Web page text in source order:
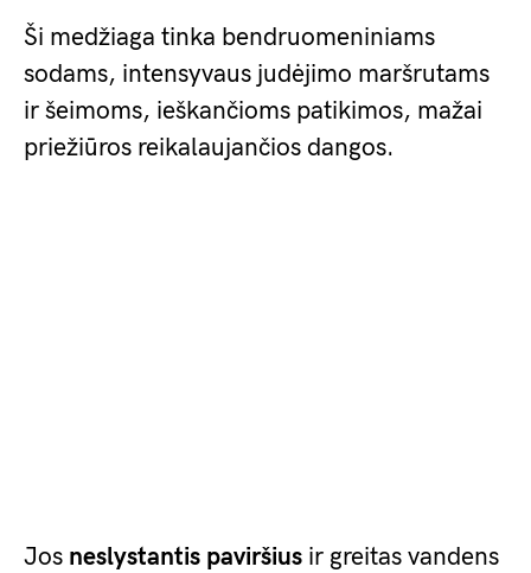
Ši medžiaga tinka bendruomeniniams
sodams, intensyvaus judėjimo maršrutams
ir šeimoms, ieškančioms patikimos, mažai
priežiūros reikalaujančios dangos.
Jos neslystantis paviršius ir greitas vandens